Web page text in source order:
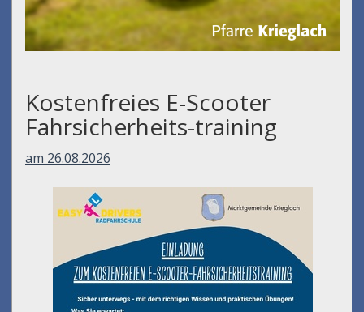
Kostenfreies E-Scooter
Fahrsicherheits-training
am 26.08.2026